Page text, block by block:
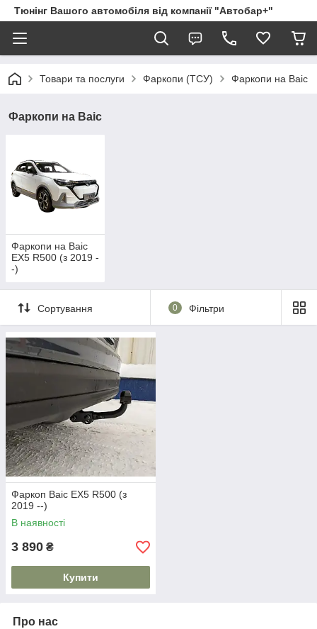
Тюнінг Вашого автомобіля від компанії "Автобар+"
Товари та послуги Фаркопи (ТСУ) Фаркопи на Baic
Фаркопи на Baic
Фаркопи на Baic
EX5 R500 (з 2019 -
-)
Сортування 0 Фільтри
Фаркоп Baic EX5 R500 (з
2019 --)
В наявності
3 890 ₴
Купити
Про нас